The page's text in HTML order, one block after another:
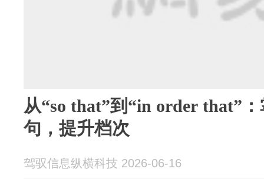
从“so that”到“in order that”
句，提升档次
驾驭信息纵横科技 2026-06-16